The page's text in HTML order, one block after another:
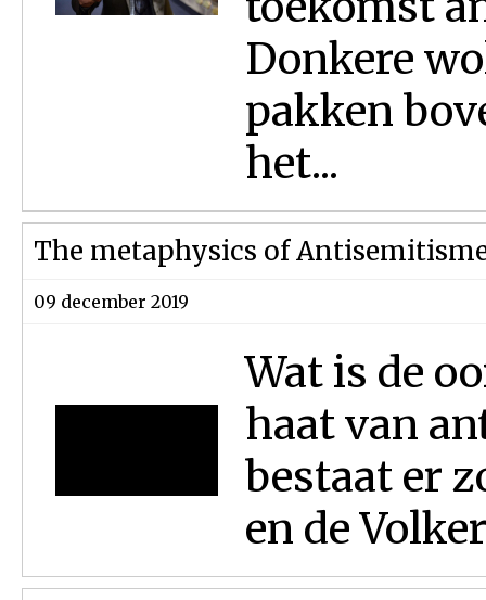
Donkere
pakken
het...
The metaphysics of
09 december 2019
Wat is de
haat van
bestaat er
en de